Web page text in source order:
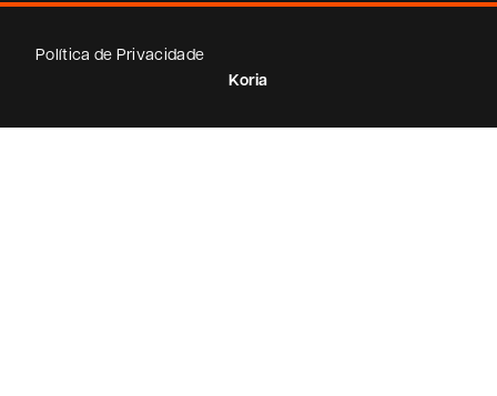
Política de Privacidade
Koria